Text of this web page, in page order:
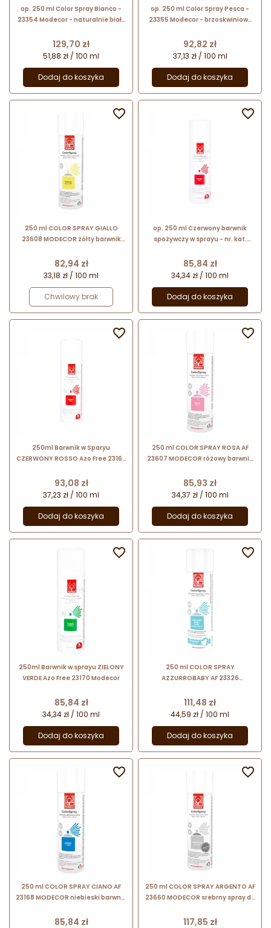
op. 250 ml Color Spray Bianco -
23354 Modecor - naturalnie biały
dekoracji powierzchni wyrobów
Cena
129,70 zł
51,88 zł / 100 ml
Dodaj do koszyka
op. 250 ml Color Spray Pesca -
23355 Modecor - brzoskwiniowy
dekoracji powierzchni wyrobów
Cena
92,82 zł
37,13 zł / 100 ml
Dodaj do koszyka
250 ml COLOR SPRAY GIALLO
23608 MODECOR żółty barwnik
Cena
82,94 zł
33,18 zł / 100 ml
Chwilowy brak

op. 250 ml Czerwony barwnik
spożywczy w sprayu - nr. kat.
Cena
85,84 zł
34,34 zł / 100 ml
Dodaj do koszyka

250ml Barwnik w Sparyu
CZERWONY ROSSO Azo Free 23165
Cena
93,08 zł
37,23 zł / 100 ml
Dodaj do koszyka

250 ml COLOR SPRAY ROSA AF
23607 MODECOR różowy barwnik
Cena
85,93 zł
34,37 zł / 100 ml
Dodaj do koszyka

250ml Barwnik w sprayu ZIELONY
VERDE Azo Free 23170 Modecor
Cena
85,84 zł
34,34 zł / 100 ml
Dodaj do koszyka

250 ml COLOR SPRAY
AZZURROBABY AF 23326
spożywczy w sprayu do
dekorowania powierzchni
Cena
111,48 zł
44,59 zł / 100 ml
Dodaj do koszyka

250 ml COLOR SPRAY CIANO AF
23168 MODECOR niebieski barwnik
Cena
85,84 zł

250 ml COLOR SPRAY ARGENTO AF
23660 MODECOR srebrny spray do
Cena
117,85 zł
